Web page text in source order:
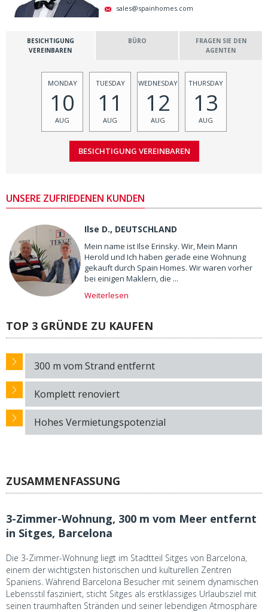
sales@spainhomes.com
BESICHTIGUNG
VEREINBAREN
BÜRO
FRAGEN SIE DEN
AGENTEN
MONDAY
10
AUG
TUESDAY
11
AUG
WEDNESDAY
12
AUG
THURSDAY
13
AUG
UNSERE ZUFRIEDENEN KUNDEN
Ilse D., DEUTSCHLAND
Mein name ist Ilse Erinsky. Wir, Mein Mann
Herold und Ich haben gerade eine Wohnung
gekauft durch Spain Homes. Wir waren vorher
bei einigen Maklern, die ...
Weiterlesen
TOP 3 GRÜNDE ZU KAUFEN
300 m vom Strand entfernt
Komplett renoviert
Hohes Vermietungspotenzial
ZUSAMMENFASSUNG
3-Zimmer-Wohnung, 300 m vom Meer entfernt
in Sitges, Barcelona
Die 3-Zimmer-Wohnung liegt im Stadtteil Sitges von Barcelona,
einem der wichtigsten historischen und kulturellen Zentren
Spaniens. Während Barcelona Besucher mit seinem dynamischen
Lebensstil fasziniert, sticht Sitges als erstklassiges Urlaubsziel mit
seinen traumhaften Stränden und seiner lebendigen Atmosphäre